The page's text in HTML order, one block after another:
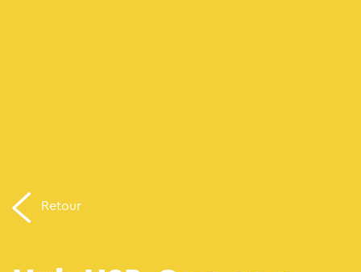
Retour